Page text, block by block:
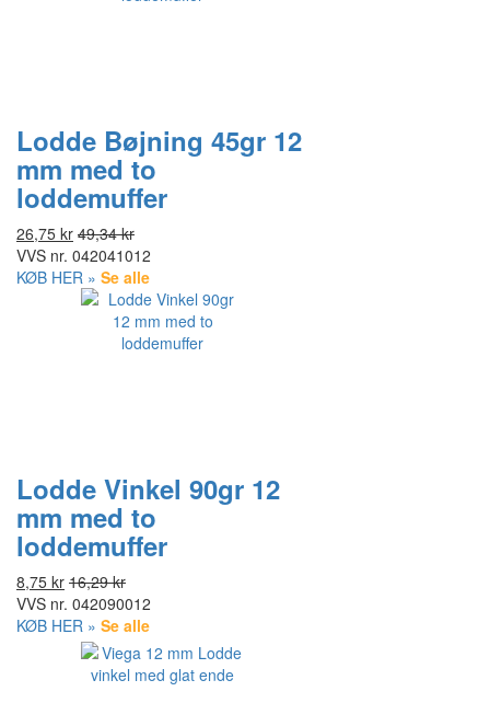
Lodde Bøjning 45gr 12
mm med to
loddemuffer
26,75 kr 49,34 kr
VVS nr. 042041012
KØB HER » Se alle
Lodde Vinkel 90gr 12
mm med to
loddemuffer
8,75 kr 16,29 kr
VVS nr. 042090012
KØB HER » Se alle